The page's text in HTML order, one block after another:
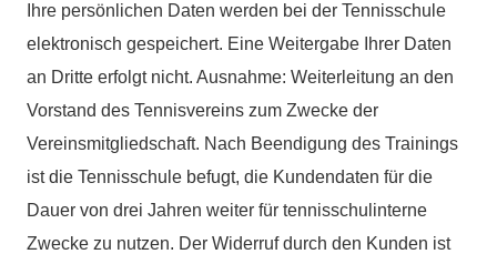
Ihre persönlichen Daten werden bei der Tennisschule
elektronisch gespeichert. Eine Weitergabe Ihrer Daten
an Dritte erfolgt nicht. Ausnahme: Weiterleitung an den
Vorstand des Tennisvereins zum Zwecke der
Vereinsmitgliedschaft. Nach Beendigung des Trainings
ist die Tennisschule befugt, die Kundendaten für die
Dauer von drei Jahren weiter für tennisschulinterne
Zwecke zu nutzen. Der Widerruf durch den Kunden ist